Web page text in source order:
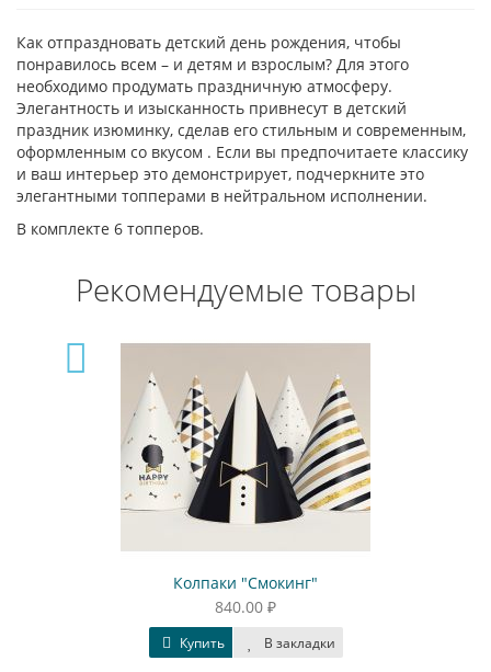
Как отпраздновать детский день рождения, чтобы
понравилось всем – и детям и взрослым? Для этого
необходимо продумать праздничную атмосферу.
Элегантность и изысканность привнесут в детский
праздник изюминку, сделав его стильным и современным,
оформленным со вкусом . Если вы предпочитаете классику
и ваш интерьер это демонстрирует, подчеркните это
элегантными топперами в нейтральном исполнении.
В комплекте 6 топперов.
Рекомендуемые товары
Колпаки "Смокинг"
840.00 ₽
Купить В закладки